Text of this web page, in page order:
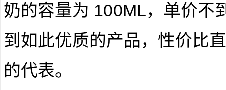
奶的容量为 100ML，单价不
到如此优质的产品，性价比
的代表。